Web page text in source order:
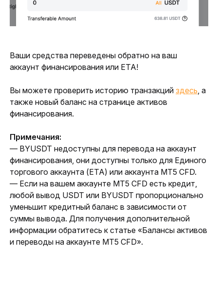
Ваши средства переведены обратно на ваш
аккаунт финансирования или ЕТА!
Вы можете проверить историю транзакций здесь, а
также новый баланс на странице активов
финансирования.
Примечания:
— BYUSDT недоступны для перевода на аккаунт
финансирования, они доступны только для Единого
торгового аккаунта (ЕТА) или аккаунта MT5 CFD.
— Если на вашем аккаунте MT5 CFD есть кредит,
любой вывод USDT или BYUSDT пропорционально
уменьшит кредитный баланс в зависимости от
суммы вывода. Для получения дополнительной
информации обратитесь к статье «Балансы активов
и переводы на аккаунте MT5 CFD».